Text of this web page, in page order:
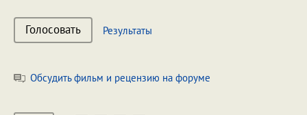
Голосовать Результаты
Обсудить фильм и рецензию на форуме